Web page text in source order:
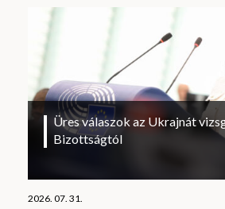
Üres válaszok az Ukrajnát
Bizottságtól
2026. 07. 31.